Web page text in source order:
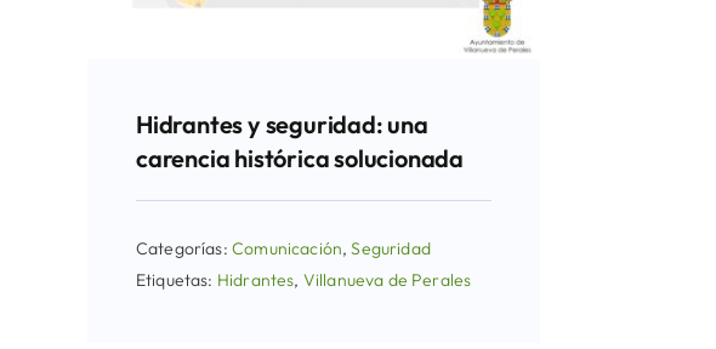
Hidrantes y seguridad: una
carencia histórica solucionada
Categorías: Comunicación,Seguridad
Etiquetas: Hidrantes, Villanueva de Perales